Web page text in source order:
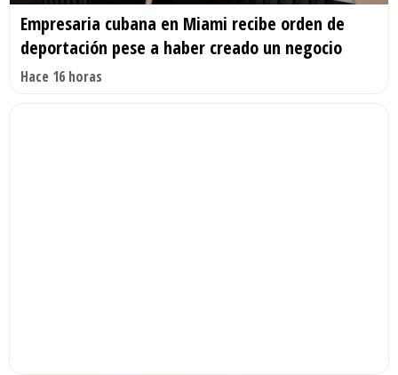
Empresaria cubana en Miami recibe orden de
deportación pese a haber creado un negocio
Hace 16 horas